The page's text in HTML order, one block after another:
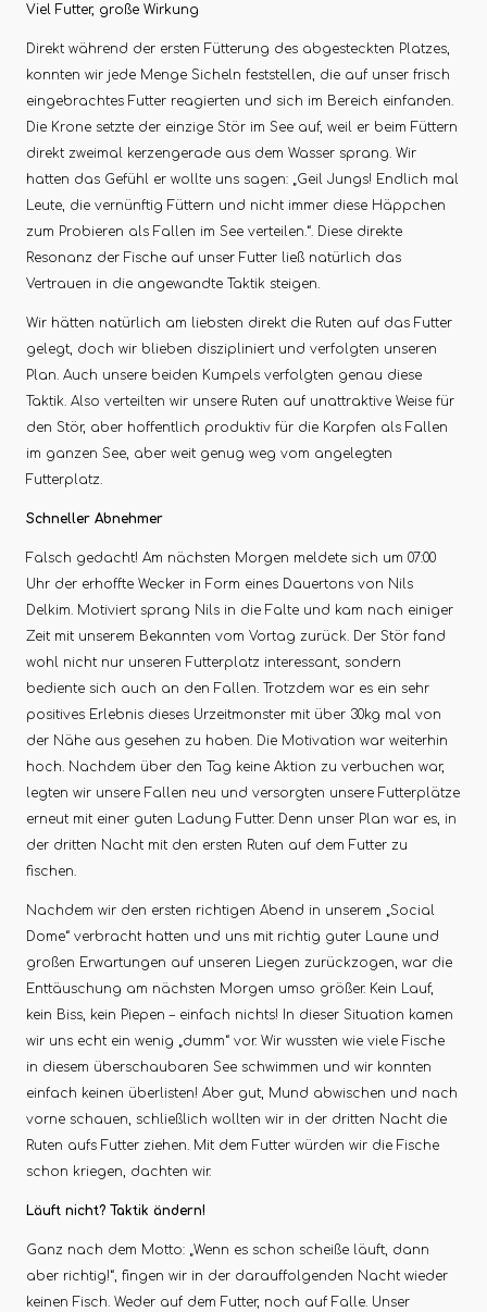
Viel Futter, große Wirkung
Direkt während der ersten Fütterung des abgesteckten Platzes,
konnten wir jede Menge Sicheln feststellen, die auf unser frisch
eingebrachtes Futter reagierten und sich im Bereich einfanden.
Die Krone setzte der einzige Stör im See auf, weil er beim Füttern
direkt zweimal kerzengerade aus dem Wasser sprang. Wir
hatten das Gefühl er wollte uns sagen: „Geil Jungs! Endlich mal
Leute, die vernünftig Füttern und nicht immer diese Häppchen
zum Probieren als Fallen im See verteilen.“. Diese direkte
Resonanz der Fische auf unser Futter ließ natürlich das
Vertrauen in die angewandte Taktik steigen.
Wir hätten natürlich am liebsten direkt die Ruten auf das Futter
gelegt, doch wir blieben diszipliniert und verfolgten unseren
Plan. Auch unsere beiden Kumpels verfolgten genau diese
Taktik. Also verteilten wir unsere Ruten auf unattraktive Weise für
den Stör, aber hoffentlich produktiv für die Karpfen als Fallen
im ganzen See, aber weit genug weg vom angelegten
Futterplatz.
Schneller Abnehmer
Falsch gedacht! Am nächsten Morgen meldete sich um 07:00
Uhr der erhoffte Wecker in Form eines Dauertons von Nils
Delkim. Motiviert sprang Nils in die Falte und kam nach einiger
Zeit mit unserem Bekannten vom Vortag zurück. Der Stör fand
wohl nicht nur unseren Futterplatz interessant, sondern
bediente sich auch an den Fallen. Trotzdem war es ein sehr
positives Erlebnis dieses Urzeitmonster mit über 30kg mal von
der Nähe aus gesehen zu haben. Die Motivation war weiterhin
hoch. Nachdem über den Tag keine Aktion zu verbuchen war,
legten wir unsere Fallen neu und versorgten unsere Futterplätze
erneut mit einer guten Ladung Futter. Denn unser Plan war es, in
der dritten Nacht mit den ersten Ruten auf dem Futter zu
fischen.
Nachdem wir den ersten richtigen Abend in unserem „Social
Dome“ verbracht hatten und uns mit richtig guter Laune und
großen Erwartungen auf unseren Liegen zurückzogen, war die
Enttäuschung am nächsten Morgen umso größer. Kein Lauf,
kein Biss, kein Piepen – einfach nichts! In dieser Situation kamen
wir uns echt ein wenig „dumm“ vor. Wir wussten wie viele Fische
in diesem überschaubaren See schwimmen und wir konnten
einfach keinen überlisten! Aber gut, Mund abwischen und nach
vorne schauen, schließlich wollten wir in der dritten Nacht die
Ruten aufs Futter ziehen. Mit dem Futter würden wir die Fische
schon kriegen, dachten wir.
Läuft nicht? Taktik ändern!
Ganz nach dem Motto: „Wenn es schon scheiße läuft, dann
aber richtig!“, fingen wir in der darauffolgenden Nacht wieder
keinen Fisch. Weder auf dem Futter, noch auf Falle. Unser